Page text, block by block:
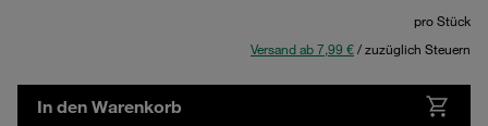
pro Stück
Versand ab 7,99 €/ zuzüglich Steuern
In den Warenkorb